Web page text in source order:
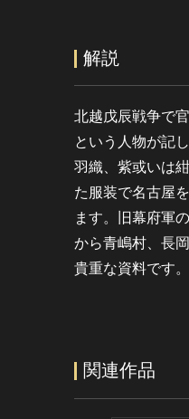
解説
北越戊辰戦争で
という人物が記
羽織、紫或いは
た服装で名古屋
ます。旧幕府軍
から青嶋村、長
貴重な資料です。
関連作品